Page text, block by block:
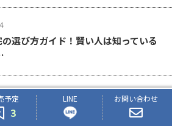
予定
3
LINE お問い合わせ
選び方ガイド！賢い人は知っている
は土地代が含まれる？計算方法や仕組